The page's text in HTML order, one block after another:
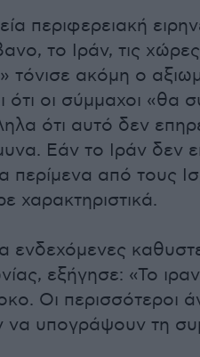
περιφερειακή
το Ιράν, τις
τόνισε ακόμη ο
ότι οι σύμμαχοι «θα
ότι αυτό δεν
Εάν το Ιράν δεν
περίμενα από τους
χαρακτηριστικά.
ενδεχόμενες
εξήγησε: «Το
Οι περισσότεροι
να υπογράψουν τη